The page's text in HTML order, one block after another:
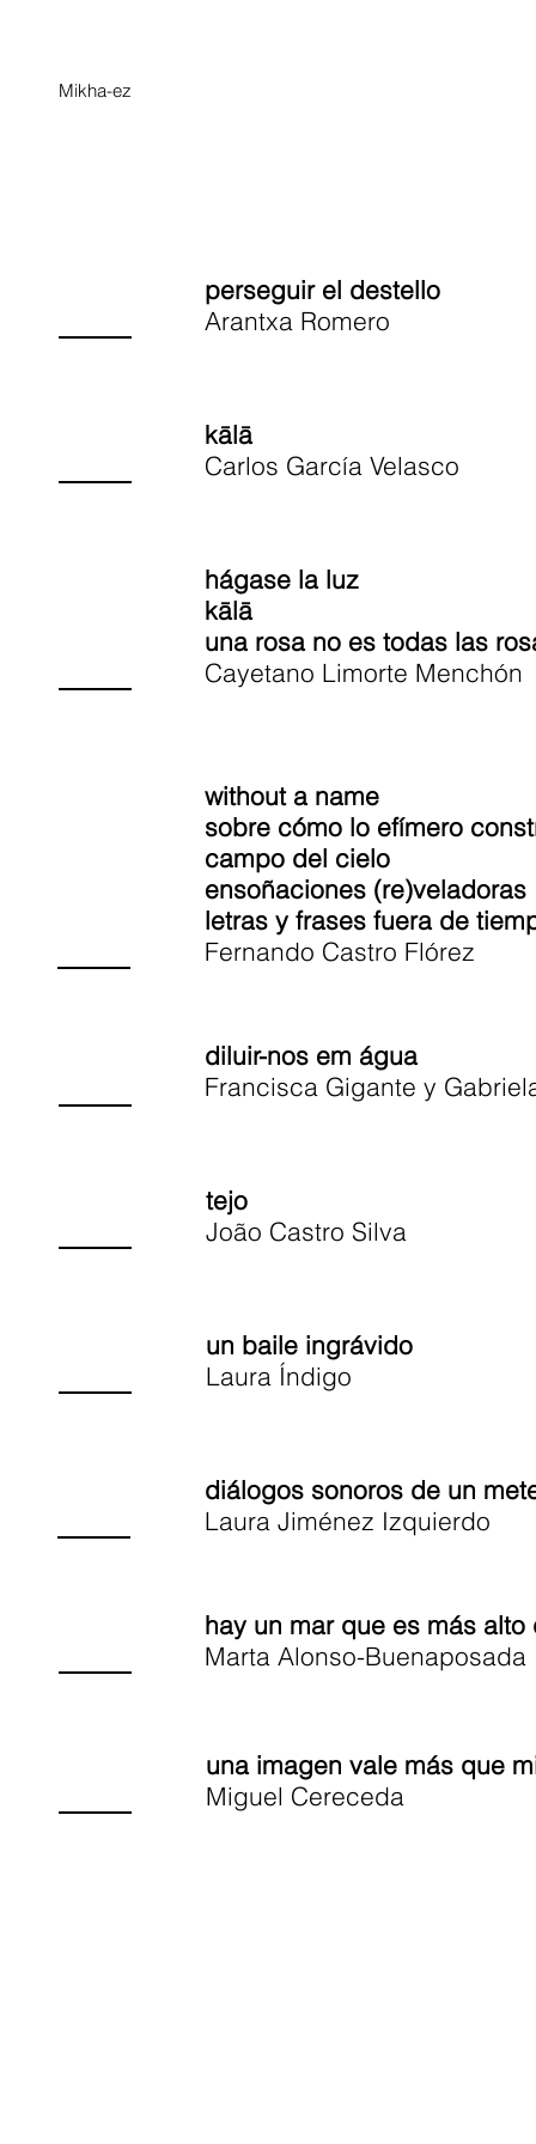
perseguir el destello
Arantxa Romero
kālā
Carlos García Velasco
hágase la luz
kālā
una rosa no es todas las
Cayetano Limorte Menchón
without a name
sobre cómo lo efímero
campo del cielo
ensoñaciones (re)veladoras
letras y frases fuera de
Fernando Castro Flórez
diluir-nos em água
Francisca Gigante y
tejo
João Castro Silva
un baile ingrávido
Laura Índigo
diálogos sonoros de un
Laura Jiménez Izquierdo
hay un mar que es más alto
Marta Alonso-Buenaposada
una imagen vale más que
Miguel Cereceda
Mikha-ez